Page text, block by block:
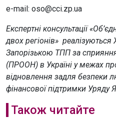
e-mail: oso@cci.zp.ua
Експертні консультації
двох регіонів» реалізуються
Запорізькою ТПП за
(ПРООН) в Україні у межах
відновлення задля безпеки
фінансової підтримки Уряду
Також читайте